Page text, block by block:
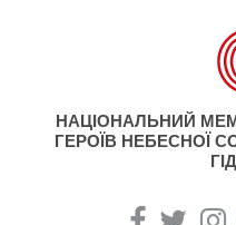
НАЦІОНАЛЬНИЙ
ГЕРОЇВ НЕБЕСНОЇ